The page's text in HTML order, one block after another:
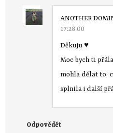
ANOTHER
17:28:00
Děkuju ♥
Moc bych ti
mohla dělat to,
splnila i další
Odpovědět